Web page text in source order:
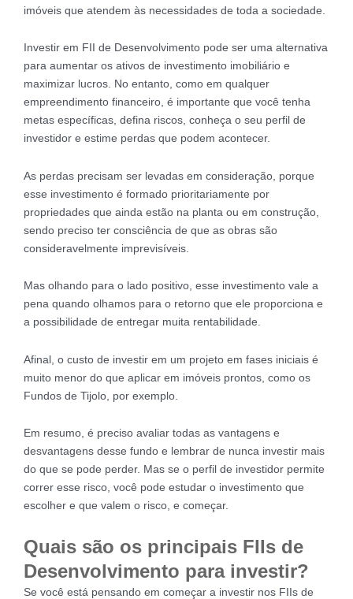
imóveis que atendem às necessidades de toda a sociedade.
Investir em FII de Desenvolvimento pode ser uma alternativa
para aumentar os ativos de investimento imobiliário e
maximizar lucros. No entanto, como em qualquer
empreendimento financeiro, é importante que você tenha
metas específicas, defina riscos, conheça o seu perfil de
investidor e estime perdas que podem acontecer.
As perdas precisam ser levadas em consideração, porque
esse investimento é formado prioritariamente por
propriedades que ainda estão na planta ou em construção,
sendo preciso ter consciência de que as obras são
consideravelmente imprevisíveis.
Mas olhando para o lado positivo, esse investimento vale a
pena quando olhamos para o retorno que ele proporciona e
a possibilidade de entregar muita rentabilidade.
Afinal, o custo de investir em um projeto em fases iniciais é
muito menor do que aplicar em imóveis prontos, como os
Fundos de Tijolo, por exemplo.
Em resumo, é preciso avaliar todas as vantagens e
desvantagens desse fundo e lembrar de nunca investir mais
do que se pode perder. Mas se o perfil de investidor permite
correr esse risco, você pode estudar o investimento que
escolher e que valem o risco, e começar.
Quais são os principais FIIs de
Desenvolvimento para investir?
Se você está pensando em começar a investir nos FIIs de